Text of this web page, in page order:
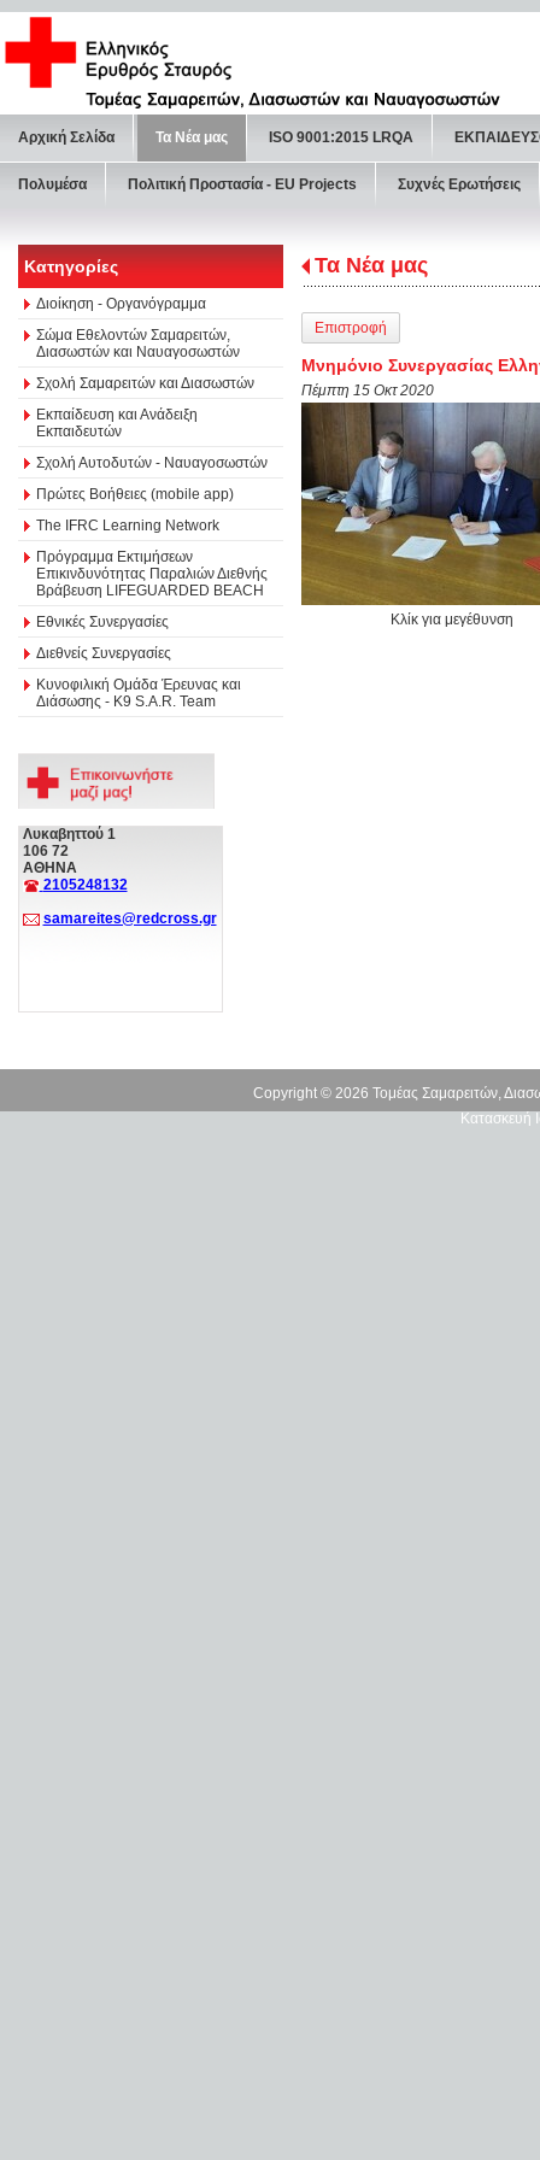
Αρχική Σελίδα Τα Νέα μας ISO 9001:2015 LRQA
Πολυμέσα Πολιτική Προστασία - ΕU Projects Συχνές Ερωτήσεις
Κατηγορίες
Διοίκηση - Οργανόγραμμα
Σώμα Εθελοντών Σαμαρειτών,
Διασωστών και Ναυαγοσωστών
Σχολή Σαμαρειτών και Διασωστών
Εκπαίδευση και Ανάδειξη
Εκπαιδευτών
Σχολή Αυτοδυτών - Ναυαγοσωστών
Πρώτες Βοήθειες (mobile app)
The IFRC Learning Network
Πρόγραμμα Εκτιμήσεων
Επικινδυνότητας Παραλιών Διεθνής
Βράβευση LIFEGUARDED BEACH
Εθνικές Συνεργασίες
Διεθνείς Συνεργασίες
Κυνοφιλική Ομάδα Έρευνας και
Διάσωσης - Κ9 S.A.R. Team
Λυκαβηττού 1
106 72
ΑΘΗΝΑ
2105248132
samareites@redcross.gr
Τα Νέα μας
Επιστροφή
Μνημόνιο Συνεργασίας
Πέμπτη 15 Οκτ 2020
Κλίκ για μεγέθυνση
Copyright © 2026 Τομέας Σαμαρειτών,
Κατασκευή